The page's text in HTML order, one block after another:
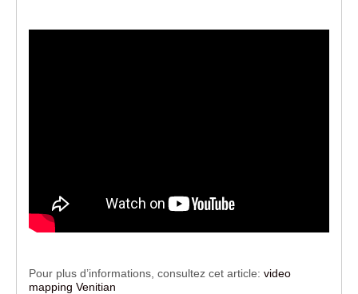
Pour plus d’informations, consultez cet article: video
mapping Venitian